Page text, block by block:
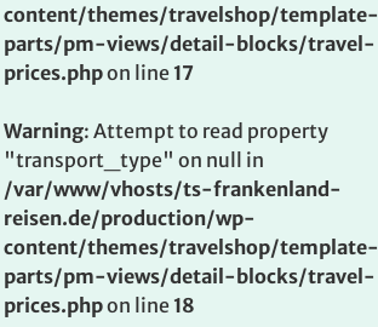
content/themes/travelshop/template-
parts/pm-views/detail-blocks/travel-
prices.phpon line 17
Warning: Attempt to read property
"transport_type" on null in
/var/www/vhosts/ts-frankenland-
reisen.de/production/wp-
content/themes/travelshop/template-
parts/pm-views/detail-blocks/travel-
prices.phpon line 18